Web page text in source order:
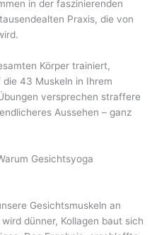
in der faszinierenden
Praxis, die von
Körper trainiert,
43 Muskeln in Ihrem
versprechen straffere
Aussehen – ganz
Gesichtsyoga
Gesichtsmuskeln an
dünner, Kollagen baut sich